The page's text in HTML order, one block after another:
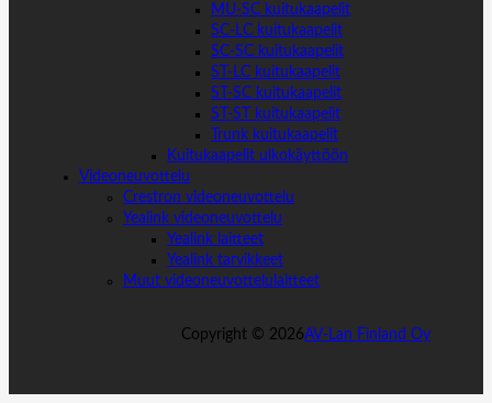
MU-SC kuitukaapelit
SC-LC kuitukaapelit
SC-SC kuitukaapelit
ST-LC kuitukaapelit
ST-SC kuitukaapelit
ST-ST kuitukaapelit
Trunk kuitukaapelit
Kuitukaapelit ulkokäyttöön
Videoneuvottelu
Crestron videoneuvottelu
Yealink videoneuvottelu
Yealink laitteet
Yealink tarvikkeet
Muut videoneuvottelulaitteet
Copyright © 2026AV-Lan Finland Oy